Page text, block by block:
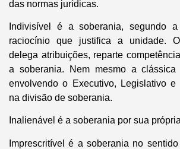
das normas jurídicas.
Indivisível é a soberania, segundo
raciocínio que justifica a unidade.
delega atribuições, reparte
a soberania. Nem mesmo a
envolvendo o Executivo, Legislativo e
na divisão de soberania.
Inalienável é a soberania por sua
Imprescritível é a soberania no